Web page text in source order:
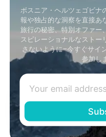
ボスニア・ヘルツェゴビナ
報や独占的な洞察を直接あ
旅行の秘密、特別オファー
スピレーショナルなストー
さないように–今すぐサイ
参加し